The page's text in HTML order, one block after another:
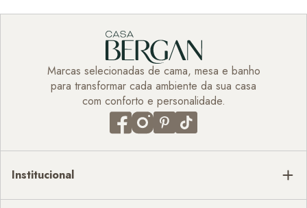
Marcas selecionadas de cama, mesa e banho
para transformar cada ambiente da sua casa
com conforto e personalidade.
Institucional